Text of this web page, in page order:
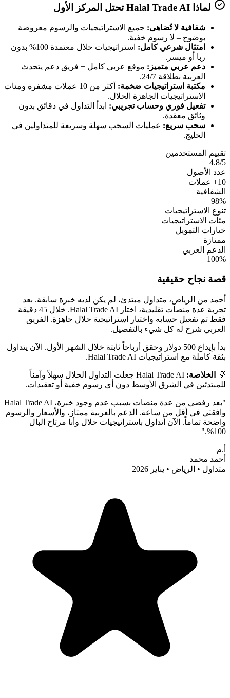
لماذا Halal Trade AI تحتل المركز الأول
شفافية لا تُضاهى: جميع الاستراتيجيات والرسوم معروضة
بوضوح – لا رسوم خفية.
امتثال شرعي كامل:
استراتيجيات حلال معتمدة 100% بدون
ربا أو ميسر.
دعم عربي متميز: موقع عربي كامل + فريق دعم يتحدث
العربية بطلاقة 24/7.
مكتبة استراتيجيات ضخمة:
أكثر من 10 عملات مشفرة ومئات
الاستراتيجيات الجاهزة الحلال.
تفعيل فوري وحساب تجريبي: ابدأ التداول في دقائق بدون
وثائق معقدة.
سحب سريع: عمليات السحب سهلة وسريعة للمتداولين في
الخليج.
تقييم المستخدمين
4.8/5
عدد الأصول
10+ عملات
الشفافية
98%
تنوع الاستراتيجيات
مئات الاستراتيجيات
خيارات التمويل
ممتازة
الدعم العربي
100%
قصة نجاح حقيقية
أحمد من الرياض، متداول مبتدئ، لم يكن لديه خبرة سابقة. بعد
تجربة عدة منصات تقليدية، اختار Halal Trade AI. خلال 45 دقيقة
فقط تم تفعيل حسابه واختيار استراتيجية حلال جاهزة. الفريق
العربي شرح له كل شيء بالتفصيل.
بدأ بإيداع 500 دولار وحقق أرباحاً ثابتة خلال الشهر الأول. الآن يتداول
بثقة كاملة مع استراتيجيات Halal Trade AI.
💡 الخلاصة:
Halal Trade AI جعلت التداول الحلال سهلاً وآمناً
للمبتدئين في الشرق الأوسط دون أي رسوم خفية أو تعقيدات.
"بعد رفضي من عدة منصات بسبب عدم وجود خبرة، Halal Trade AI
وافقتي في أقل من ساعة. الدعم بالعربية ممتاز، والأسعار والرسوم
واضحة تماماً. الآن أتداول باستراتيجيات حلال وأنا مرتاح البال
100%."
أ.م
أحمد محمد
متداول • الرياض • يناير 2026